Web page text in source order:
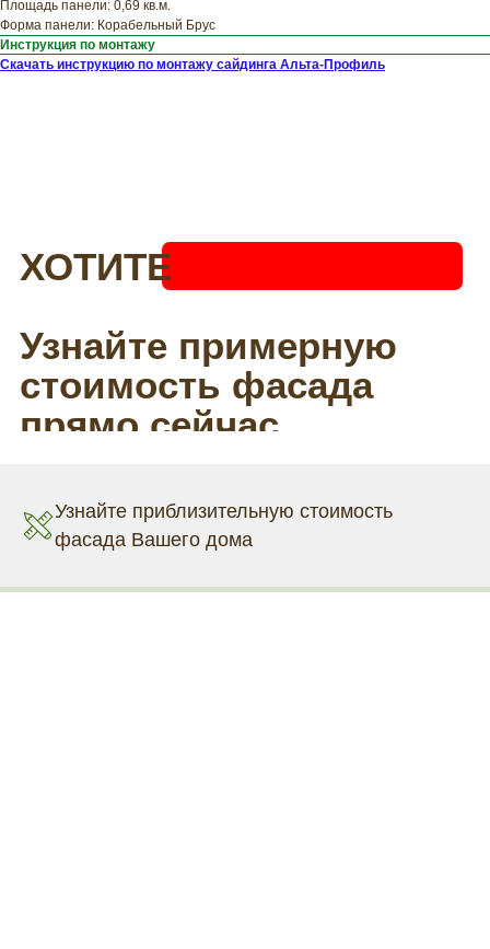
Площадь панели: 0,69 кв.м.
Форма панели: Корабельный Брус
Инструкция по монтажу
Скачать инструкцию по монтажу сайдинга Альта-Профиль
Узнайте приблизительную стоимость
фасада Вашего дома